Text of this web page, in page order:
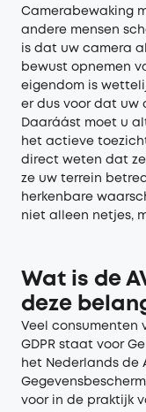
Camerabewaking
andere mensen
is dat uw camera
bewust opnemen
eigendom is
er dus voor dat uw
Daaráást moet u
het actieve
direct weten dat
ze uw terrein
herkenbare
niet alleen netjes,
Wat is de
deze
Veel consumenten
GDPR staat voor
het Nederlands de
voor in de praktijk